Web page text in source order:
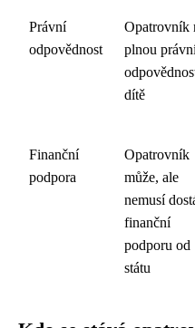
Právní
odpovědnost
Opatrovník
plnou
dítě
Finanční
podpora
Opatrovník
může, ale
nemusí
finanční
podporu od
státu